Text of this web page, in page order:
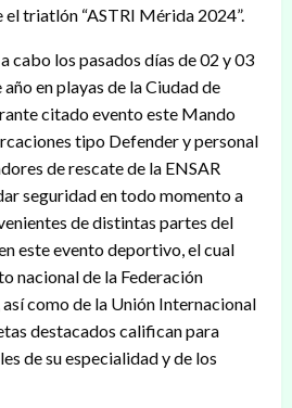
triatlón “ASTRI Mérida 2024”.
cabo los pasados días de 02 y 03
en playas de la Ciudad de
citado evento este Mando
tipo Defender y personal
de rescate de la ENSAR
seguridad en todo momento a
de distintas partes del
este evento deportivo, el cual
nacional de la Federación
como de la Unión Internacional
destacados califican para
de su especialidad y de los